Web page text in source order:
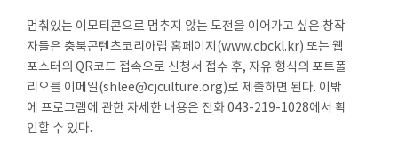
멈춰있는 이모티콘으로 멈추지 않는 도전을 이어가고 싶은 창작
자들은 충북콘텐츠코리아랩 홈페이지(www.cbckl.kr) 또는 웹
포스터의 QR코드 접속으로 신청서 접수 후, 자유 형식의 포트폴
리오를 이메일(shlee@cjculture.org)로 제출하면 된다. 이밖
에 프로그램에 관한 자세한 내용은 전화 043-219-1028에서 확
인할 수 있다.